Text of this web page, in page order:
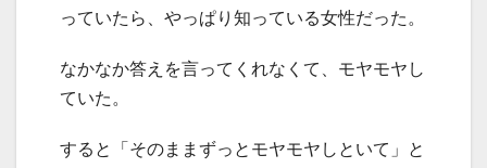
っていたら、やっぱり知っている女性だった。
なかなか答えを言ってくれなくて、モヤモヤし
ていた。
すると「そのままずっとモヤモヤしといて」と